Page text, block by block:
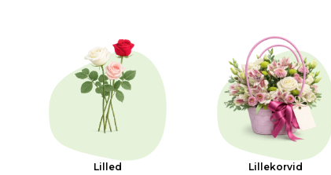
Lilled Lillekorvid